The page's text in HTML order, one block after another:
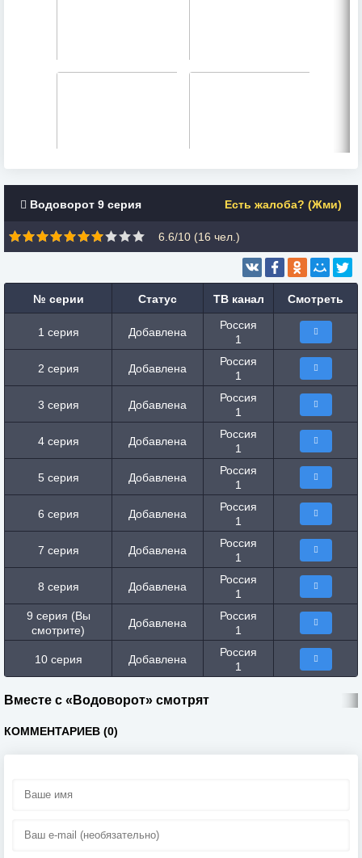
Водоворот 9 серия Есть жалоба? (Жми)
6.6/10 (16 чел.)
№ серии Статус ТВ канал Смотреть
1 серия Добавлена
Россия
1
2 серия Добавлена
Россия
1
3 серия Добавлена
Россия
1
4 серия Добавлена
Россия
1
5 серия Добавлена
Россия
1
6 серия Добавлена
Россия
1
7 серия Добавлена
Россия
1
8 серия Добавлена
Россия
1
9 серия (Вы
смотрите)
Добавлена
Россия
1
10 серия Добавлена
Россия
1
Вместе с «Водоворот» смотрят
КОММЕНТАРИЕВ (0)